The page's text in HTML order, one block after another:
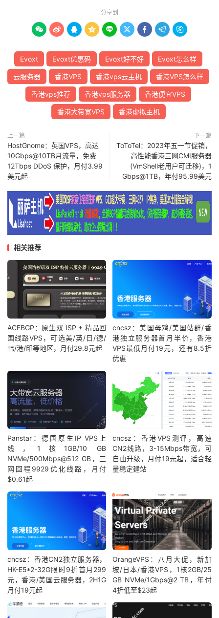
分享到
        
Evoxt Evoxt优惠码 Evoxt好不好 Evoxt怎么样
云服务器 香港VPS 香港vps云主机 香港VPS怎么样
香港vps推荐 香港vps服务器 香港便宜VPS
香港大带宽VPS 香港虚拟主机
上一篇
HostGnome：英国VPS，高达
10Gbps@10TB月流量，免费
12Tbps DDoS 保护，月付3.99
美元起
下一篇
ToToTel：2023年五一节促销，
高性能香港三网CMI服务器
(VmShell老用户可迁移)，1
Gbps@1TB，年付95.99美元
相关推荐
ACEBGP：原生双 ISP + 精品回
国线路VPS，可选美/英/日/德/
韩/港/印等地区，月付29.8元起
cncsz：美国母鸡/美国站群/香
港独立服务器首月半价，香港
VPS最低月付19元，还有8.5折
优惠
Panstar：德国原生IP VPS上
线，1核1GB/10 GB
NVMe/500Mbps@512 GB，三
网回程9929优化线路，月付
$0.61起
cncsz：香港VPS测评，高速
CN2线路，3-15Mbps带宽，可
自由升级，月付19元起，适合轻
量稳定建站
cncsz：香港CN2独立服务器，
HK-E5*2-32G限时9折首月299
元，香港/美国云服务器，2H1G
月付19元起
OrangeVPS：八月大促，新加
坡/日本/香港VPS，1核2GB/25
GB NVMe/1Gbps@2 TB，年付
4折低至$23起